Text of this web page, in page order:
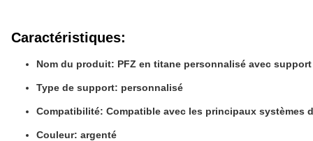
Caractéristiques:
Nom du produit: PFZ en titane personnalisé avec
Type de support: personnalisé
Compatibilité: Compatible avec les principaux systèmes
Couleur: argenté